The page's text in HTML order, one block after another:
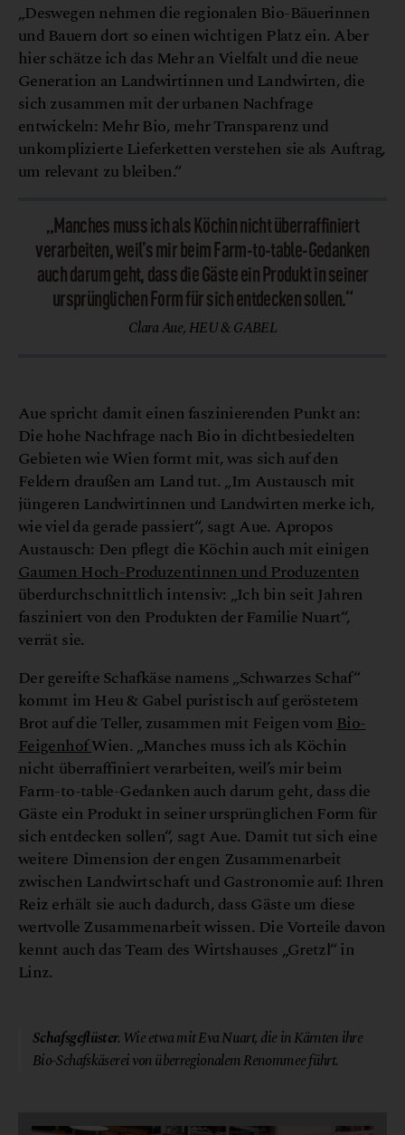
„Deswegen nehmen die regionalen Bio-Bäuerinnen
und Bauern dort so einen wichtigen Platz ein. Aber
hier schätze ich das Mehr an Vielfalt und die neue
Generation an Landwirtinnen und Landwirten, die
sich zusammen mit der urbanen Nachfrage
entwickeln: Mehr Bio, mehr Transparenz und
unkomplizierte Lieferketten verstehen sie als Auftrag,
um relevant zu bleiben.“
„Manches muss ich als Köchin nicht überraffiniert
verarbeiten, weil’s mir beim Farm-to-table-Gedanken
auch darum geht, dass die Gäste ein Produkt in seiner
ursprünglichen Form für sich entdecken sollen.“
Clara Aue, HEU & GABEL
Aue spricht damit einen faszinierenden Punkt an:
Die hohe Nachfrage nach Bio in dichtbesiedelten
Gebieten wie Wien formt mit, was sich auf den
Feldern draußen am Land tut. „Im Austausch mit
jüngeren Landwirtinnen und Landwirten merke ich,
wie viel da gerade passiert“, sagt Aue. Apropos
Austausch: Den pflegt die Köchin auch mit einigen
Gaumen Hoch-Produzentinnen und Produzenten
überdurchschnittlich intensiv: „Ich bin seit Jahren
fasziniert von den Produkten der Familie Nuart“,
verrät sie.
Der gereifte Schafkäse namens „Schwarzes Schaf“
kommt im Heu & Gabel puristisch auf geröstetem
Brot auf die Teller, zusammen mit Feigen vomBio-
FeigenhofWien. „Manches muss ich als Köchin
nicht überraffiniert verarbeiten, weil’s mir beim
Farm-to-table-Gedanken auch darum geht, dass die
Gäste ein Produkt in seiner ursprünglichen Form für
sich entdecken sollen“, sagt Aue. Damit tut sich eine
weitere Dimension der engen Zusammenarbeit
zwischen Landwirtschaft und Gastronomie auf: Ihren
Reiz erhält sie auch dadurch, dass Gäste um diese
wertvolle Zusammenarbeit wissen. Die Vorteile davon
kennt auch das Team des Wirtshauses „Gretzl“ in
Linz.
Schafsgeflüster. Wie etwa mit Eva Nuart, die in Kärnten ihre
Bio-Schafskäserei von überregionalem Renommee führt.